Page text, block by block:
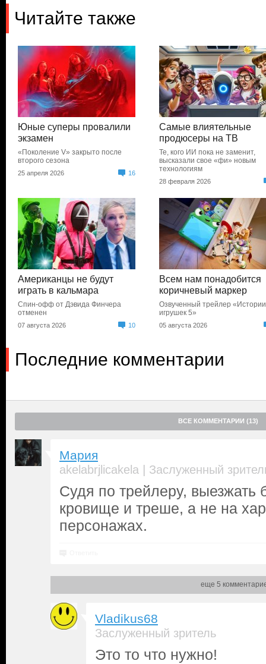
Читайте также
Юные суперы провалили
экзамен
«Поколение V» закрыто после
второго сезона
25 апреля 2026 16
Самые влиятельные
продюсеры на ТВ
Те, кого ИИ пока не заменит,
высказали свое «фи» новым
технологиям
28 февраля 2026
Американцы не будут
играть в кальмара
Спин-офф от Дэвида Финчера
отменен
07 августа 2026 10
Всем нам понадобится
коричневый маркер
Озвученный трейлер «Истории
игрушек 5»
05 августа 2026
Последние комментарии
ВСЕ КОММЕНТАРИИ (13)
Мария
akelabrjlicakela | Заслуженный
Судя по трейлеру, выезжать
кровище и треше, а не на
персонажах.
еще 5
Vladikus68
Заслуженный зритель
Это то что нужно!